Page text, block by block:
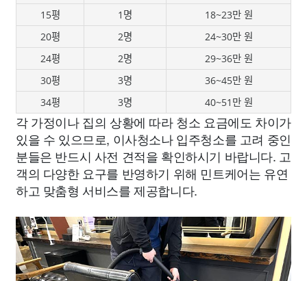
15평 1명
18~23만 원
20평
2명
24~30만 원
24평
2명
29~36만 원
30평
3명
36~45만 원
34평
3명 40~51만 원
각 가정이나 집의 상황에 따라 청소 요금에도 차이가
있을 수 있으므로, 이사청소나 입주청소를 고려 중인
분들은 반드시 사전 견적을 확인하시기 바랍니다. 고
객의 다양한 요구를 반영하기 위해 민트케어는 유연
하고 맞춤형 서비스를 제공합니다.